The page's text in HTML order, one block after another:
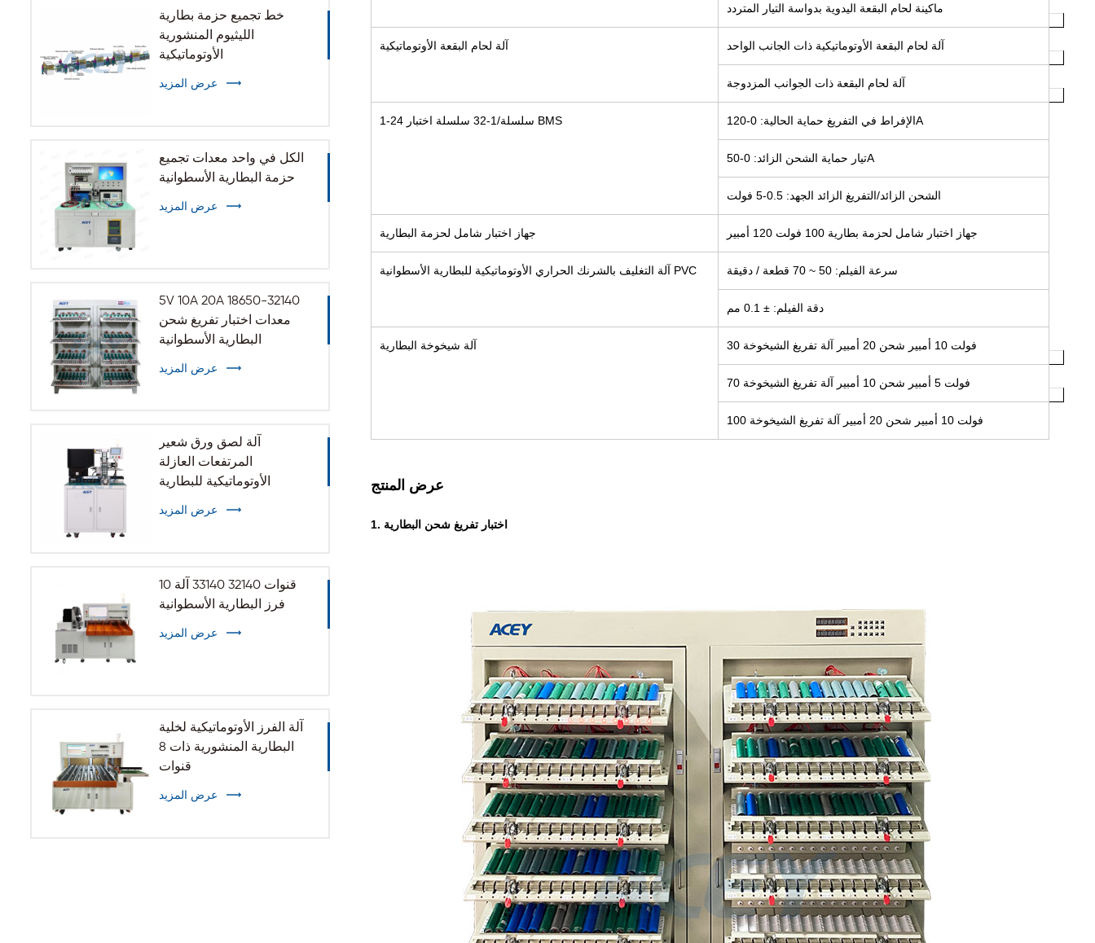
خط تجميع حزمة بطارية
الليثيوم المنشورية
الأوتوماتيكية
عرض المزيد
الكل في واحد معدات تجميع
حزمة البطارية الأسطوانية
عرض المزيد
5V 10A 20A 18650-32140
معدات اختبار تفريغ شحن
البطارية الأسطوانية
عرض المزيد
آلة لصق ورق شعير
المرتفعات العازلة
الأوتوماتيكية للبطارية
عرض المزيد
10 قنوات 32140 33140 آلة
فرز البطارية الأسطوانية
عرض المزيد
آلة الفرز الأوتوماتيكية لخلية
البطارية المنشورية ذات 8
قنوات
عرض المزيد
ماكينة لحام البقعة اليدوية بدواسة التيار المتردد
آلة لحام البقعة الأوتوماتيكية آلة لحام البقعة الأوتوماتيكية ذات الجانب الواحد
آلة لحام البقعة ذات الجوانب المزدوجة
1-24 سلسلة/1-32 سلسلة اختبار BMS الإفراط في التفريغ حماية الحالية: 0-120A
تيار حماية الشحن الزائد: 0-50A
الشحن الزائد/التفريغ الزائد الجهد: 0.5-5 فولت
جهاز اختبار شامل لحزمة البطارية جهاز اختبار شامل لحزمة بطارية 100 فولت 120 أمبير
آلة التغليف بالشرنك الحراري الأوتوماتيكية للبطارية الأسطوانية PVC سرعة الفيلم: 50 ~ 70 قطعة / دقيقة
دقة الفيلم: ± 0.1 مم
آلة شيخوخة البطارية 30 فولت 10 أمبير شحن 20 أمبير آلة تفريغ الشيخوخة
70 فولت 5 أمبير شحن 10 أمبير آلة تفريغ الشيخوخة
100 فولت 10 أمبير شحن 20 أمبير آلة تفريغ الشيخوخة
عرض المنتج
1. اختبار تفريغ شحن البطارية